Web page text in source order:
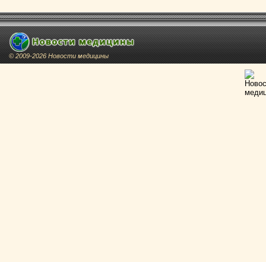
© 2009-2026 Новости медицины